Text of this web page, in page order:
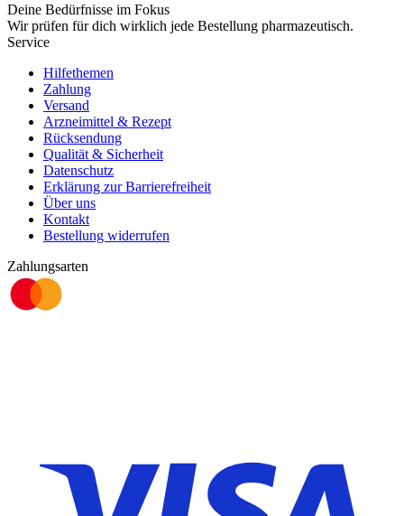
Deine Bedürfnisse im Fokus
Wir prüfen für dich wirklich jede Bestellung pharmazeutisch.
Service
Hilfethemen
Zahlung
Versand
Arzneimittel & Rezept
Rücksendung
Qualität & Sicherheit
Datenschutz
Erklärung zur Barrierefreiheit
Über uns
Kontakt
Bestellung widerrufen
Zahlungsarten